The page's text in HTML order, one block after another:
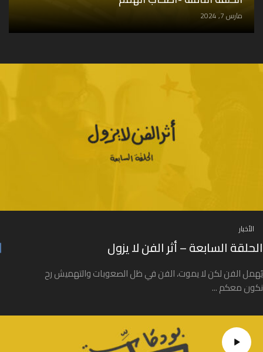
مارس 7, 2024
الأخبار
الحلقة السابعة – أثر الفن لا يزول
يُهمل الفن لكن لا يموت، الفن في ظل الصعوبات والتهميش رح
نكون معكم ...